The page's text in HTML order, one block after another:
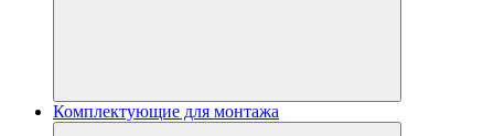
Комплектующие для монтажа